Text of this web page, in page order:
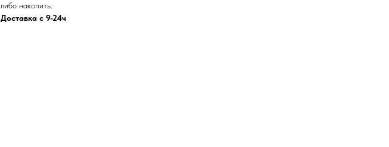
либо накопить.
Доставка с 9-24ч